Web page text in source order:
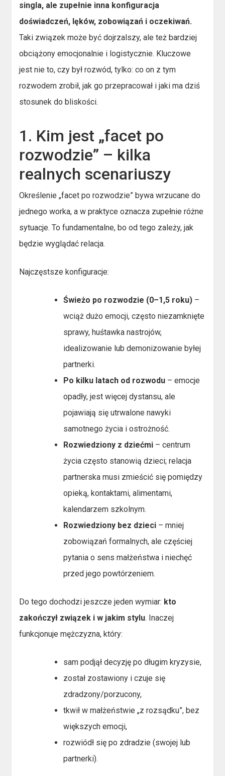
singla, ale zupełnie inna konfiguracja
doświadczeń, lęków, zobowiązań i oczekiwań.
Taki związek może być dojrzalszy, ale też bardziej
obciążony emocjonalnie i logistycznie. Kluczowe
jest nie to, czy był rozwód, tylko: co on z tym
rozwodem zrobił, jak go przepracował i jaki ma dziś
stosunek do bliskości.
1. Kim jest „facet po
rozwodzie” – kilka
realnych scenariuszy
Określenie „facet po rozwodzie” bywa wrzucane do
jednego worka, a w praktyce oznacza zupełnie różne
sytuacje. To fundamentalne, bo od tego zależy, jak
będzie wyglądać relacja.
Najczęstsze konfiguracje:
Świeżo po rozwodzie (0–1,5 roku) –
wciąż dużo emocji, często niezamknięte
sprawy, huśtawka nastrojów,
idealizowanie lub demonizowanie byłej
partnerki.
Po kilku latach od rozwodu – emocje
opadły, jest więcej dystansu, ale
pojawiają się utrwalone nawyki
samotnego życia i ostrożność.
Rozwiedziony z dziećmi – centrum
życia często stanowią dzieci; relacja
partnerska musi zmieścić się pomiędzy
opieką, kontaktami, alimentami,
kalendarzem szkolnym.
Rozwiedziony bez dzieci – mniej
zobowiązań formalnych, ale częściej
pytania o sens małżeństwa i niechęć
przed jego powtórzeniem.
Do tego dochodzi jeszcze jeden wymiar: kto
zakończył związek i w jakim stylu. Inaczej
funkcjonuje mężczyzna, który:
sam podjął decyzję po długim kryzysie,
został zostawiony i czuje się
zdradzony/porzucony,
tkwił w małżeństwie „z rozsądku”, bez
większych emocji,
rozwiódł się po zdradzie (swojej lub
partnerki).